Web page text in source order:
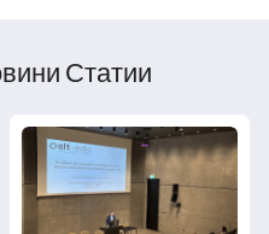
Статии